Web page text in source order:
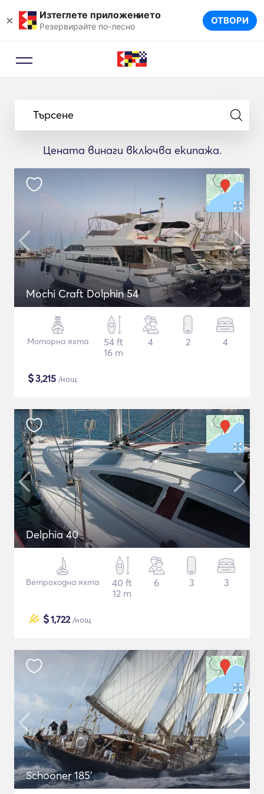
× Изтеглете приложението
Резервирайте по-лесно ОТВОРИ
Търсене
Цената винаги включва екипажа.
Mochi Craft Dolphin 54
Моторна яхта
54 ft
16 m
4 2 4
$3,215 /нощ
Delphia 40
Ветроходна яхта
40 ft
12 m
6 3 3
$1,722/нощ
Schooner 185'